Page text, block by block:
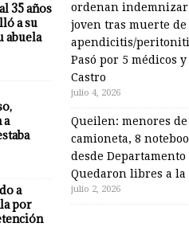
35 años
a su
abuela
a
a
por
ordenan indemnizar
joven tras muerte
apendicitis/
Pasó por 5 médicos
Castro
julio 4, 2026
Queilen: menores
camioneta, 8
desde
Quedaron libres a la
julio 2, 2026